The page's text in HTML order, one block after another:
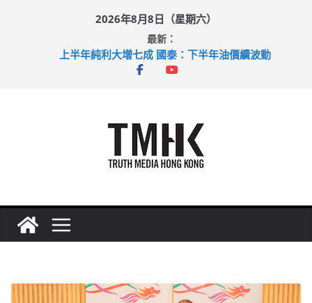
2026年8月8日（星期六）
最新：
上半年純利大增七成 國泰：下半年油價續波動
拜仁熱身賽挫維拉 啟德主場館奪錦標